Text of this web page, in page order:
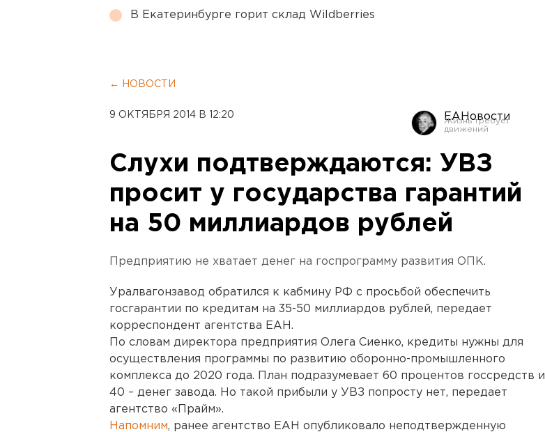
В Екатеринбурге горит склад Wildberries
← НОВОСТИ
9 ОКТЯБРЯ 2014 В 12:20 ЕАНовости
Слухи подтверждаются: УВЗ
просит у государства гарантий
на 50 миллиардов рублей
Предприятию не хватает денег на госпрограмму развития ОПК.
Уралвагонзавод обратился к кабмину РФ с просьбой обеспечить
госгарантии по кредитам на 35-50 миллиардов рублей, передает
корреспондент агентства ЕАН.
По словам директора предприятия Олега Сиенко, кредиты нужны для
осуществления программы по развитию оборонно-промышленного
комплекса до 2020 года. План подразумевает 60 процентов госсредств и
40 – денег завода. Но такой прибыли у УВЗ попросту нет, передает
агентство «Прайм».
Напомним, ранее агентство ЕАН опубликовало неподтвержденную